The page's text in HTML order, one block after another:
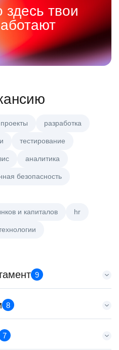
здесь твои
разработка
тестирование
аналитика
безопасность
и капиталов hr
9
8
SMB)
7